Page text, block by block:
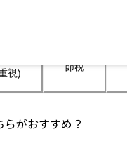
視)
節税
がおすすめ？